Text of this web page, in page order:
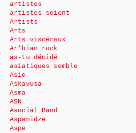
artistes
artistes soient
Artists
Arts
Arts viscéraux
Ar’bian rock
as-tu décidé
asiatiques semble
Asie
Askavusa
Asma
ASN
Asocial Band
Aspanidze
Aspe